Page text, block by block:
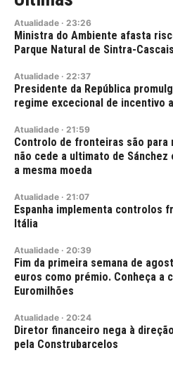
Atualidade · 23:26
Ministra do Ambiente afasta
Parque Natural de Sintra-Cascais
Atualidade · 22:37
Presidente da República
regime excecional de incentivo
Atualidade · 21:59
Controlo de fronteiras são para
não cede a ultimato de
a mesma moeda
Atualidade · 21:07
Espanha implementa controlos
Itália
Atualidade · 20:39
Fim da primeira semana de
euros como prémio. Conheça a
Euromilhões
Atualidade · 20:24
Diretor financeiro nega à
pela Construbarcelos